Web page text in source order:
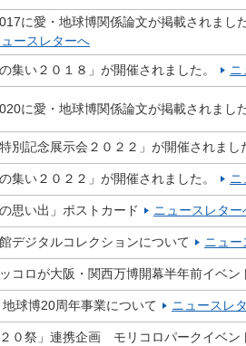
に愛・地球博関係論文が掲載されました
ースレターへ
集い２０１８」が開催されました。
ニ
に愛・地球博関係論文が掲載されました
別記念展示会２０２２」が開催されまし
集い２０２２」が開催されました。
ニ
思い出」ポストカード
ニュースレター
デジタルコレクションについて
ニュー
コロが大阪・関西万博開幕半年前イベン
球博20周年事業について
ニュースレ
２０祭」連携企画 モリコロパークイベン